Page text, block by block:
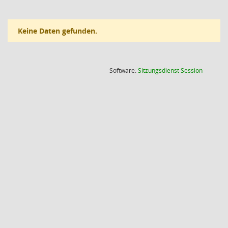
Keine Daten gefunden.
Software:SitzungsdienstSession(Wird in